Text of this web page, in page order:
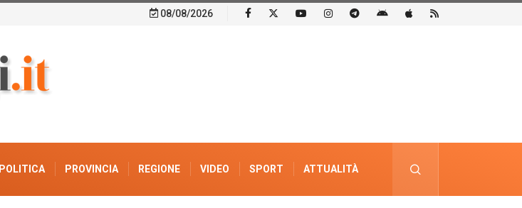
08/08/2026
POLITICA PROVINCIA REGIONE VIDEO SPORT ATTUALITÀ